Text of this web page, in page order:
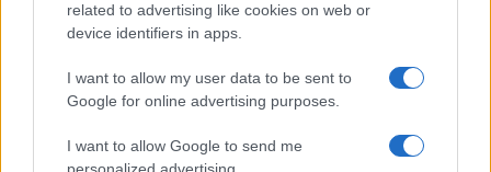
related to advertising like cookies on web or
device identifiers in apps.
I want to allow my user data to be sent to
Google for online advertising purposes.
I want to allow Google to send me
Continua a leggere